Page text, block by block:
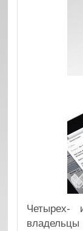
Четырех-